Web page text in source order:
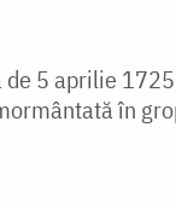
5 aprilie
în